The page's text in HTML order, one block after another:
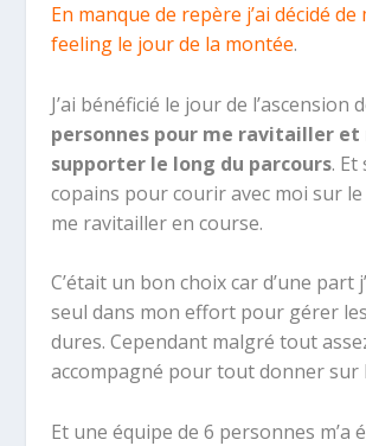
En manque de repère j’ai décidé de
feeling le jour de la montée.
J’ai bénéficié le jour de l’ascension
personnes pour me ravitailler et
supporter le long du parcours. Et
copains pour courir avec moi sur
me ravitailler en course.
C’était un bon choix car d’une part
seul dans mon effort pour gérer
dures. Cependant malgré tout
accompagné pour tout donner sur
Et une équipe de 6 personnes m’a